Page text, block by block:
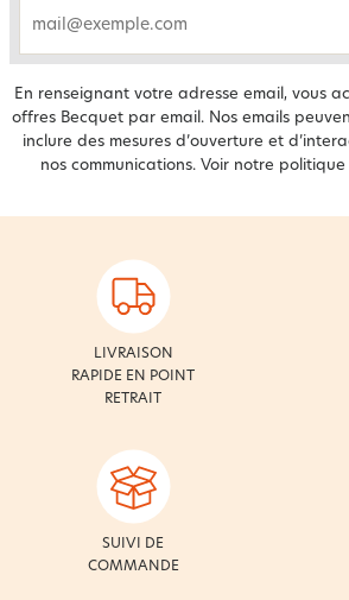
En renseignant votre adresse email, vous
offres Becquet par email. Nos emails
inclure des mesures d’ouverture et
nos communications. Voir notre
LIVRAISON
RAPIDE EN POINT
RETRAIT
SUIVI DE
COMMANDE